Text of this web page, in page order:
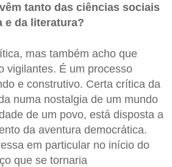
tanto das ciências sociais
e da literatura?
mas também acho que
vigilantes. É um processo
e construtivo. Certa crítica da
numa nostalgia de um mundo
de um povo, está disposta a
da aventura democrática.
em particular no início do
que se tornaria